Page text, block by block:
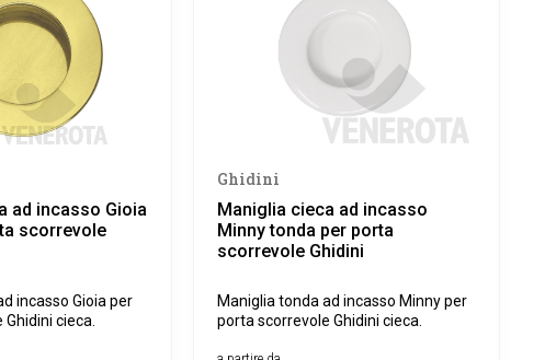
ad incasso Gioia
scorrevole
incasso Gioia per
cieca.
Ghidini
Maniglia cieca ad incasso
Minny tonda per porta
scorrevole Ghidini
Maniglia tonda ad incasso Minny per
porta scorrevole Ghidini cieca.